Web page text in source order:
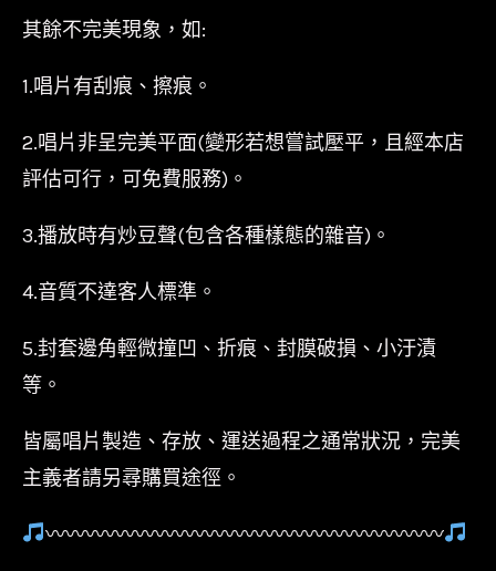
其餘不完美現象，如:
1.唱片有刮痕、擦痕。
2.唱片非呈完美平面(變形若想嘗試壓平，且經本店
評估可行，可免費服務)。
3.播放時有炒豆聲(包含各種樣態的雜音)。
4.音質不達客人標準。
5.封套邊角輕微撞凹、折痕、封膜破損、小汙漬
等。
皆屬唱片製造、存放、運送過程之通常狀況，完美
主義者請另尋購買途徑。
〰〰〰〰〰〰〰〰〰〰〰〰〰〰〰〰〰〰〰〰